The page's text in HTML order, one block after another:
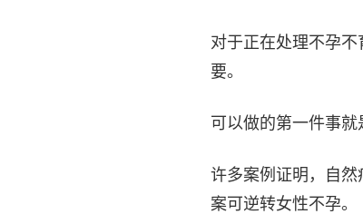
对于正在处理不孕
要。
可以做的第一件事就
许多案例证明，自
案可逆转女性不孕。